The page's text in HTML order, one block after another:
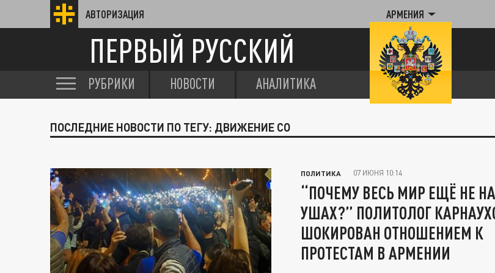
АВТОРИЗАЦИЯ АРМЕНИЯ
ПЕРВЫЙ РУССКИЙ
РУБРИКИ НОВОСТИ АНАЛИТИКА
ПОСЛЕДНИЕ НОВОСТИ ПО ТЕГУ: ДВИЖЕНИЕ СО
ПОЛИТИКА 07 ИЮНЯ 10:14
“ПОЧЕМУ ВЕСЬ МИР ЕЩЁ НЕ НА
УШАХ?” ПОЛИТОЛОГ
ШОКИРОВАН ОТНОШЕНИЕМ К
ПРОТЕСТАМ В АРМЕНИИ